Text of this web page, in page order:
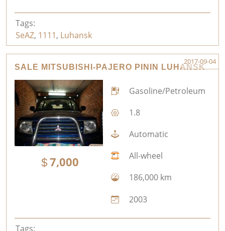
Tags:
SeAZ, 1111, Luhansk
SALE MITSUBISHI-PAJERO PININ LUHANSK
2017-09-04
7,000
Gasoline/Petroleum
1.8
Automatic
All-wheel
186,000 km
2003
Tags: